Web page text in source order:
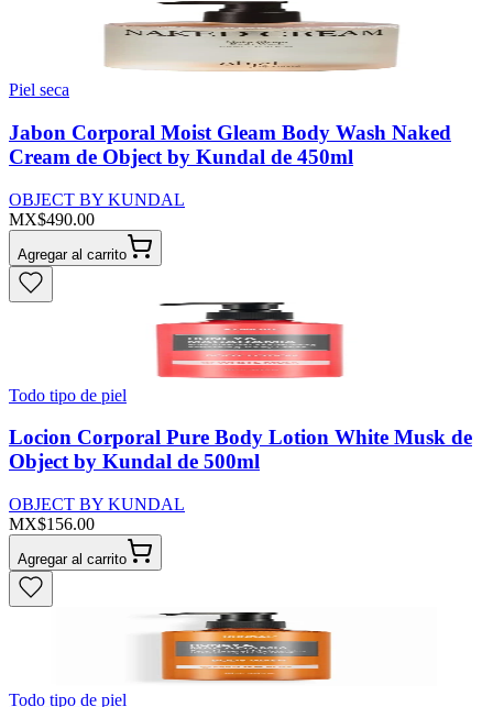
Piel seca
Jabon Corporal Moist Gleam Body Wash Naked
Cream de Object by Kundal de 450ml
OBJECT BY KUNDAL
MX$490.00
Agregar al carrito
Todo tipo de piel
Locion Corporal Pure Body Lotion White Musk de
Object by Kundal de 500ml
OBJECT BY KUNDAL
MX$156.00
Agregar al carrito
Todo tipo de piel